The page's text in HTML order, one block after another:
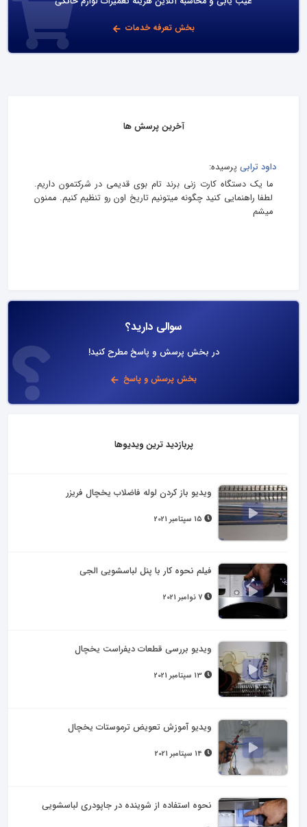
بخش تعرفه خدمات
آخرین پرسش ها
داود ترابی پرسیده:
ما یک دستگاه کارت زنی برند تام بوی قدیمی در شرکتمون داریم.
لطفا راهنمایی کنید چگونه میتونیم تاریخ اون رو تنظیم کنیم. ممنون
میشم
سوالی دارید؟
در بخش پرسش و پاسخ مطرح کنید!
بخش پرسش و پاسخ
پربازدید ترین ویدیوها
ویدیو باز کردن لوله فاضلاب یخچال فریزر
فیلم نحوه کار با پنل لباسشویی الجی
ویدیو بررسی قطعات دیفراست یخچال
ویدیو آموزش تعویض ترموستات یخچال
نحوه استفاده از شوینده در جاپودری لباسشویی